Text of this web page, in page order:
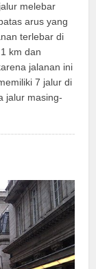
melebar
arus yang
terlebar di
km dan
jalanan ini
7 jalur di
jalur masing-